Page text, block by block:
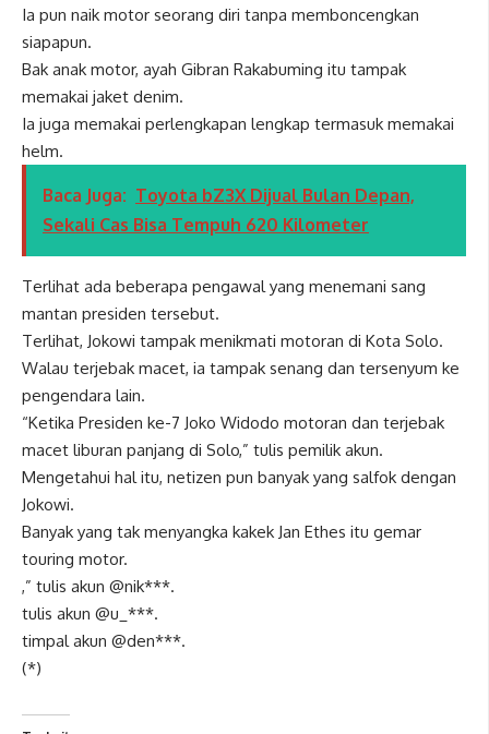
Ia pun naik motor seorang diri tanpa memboncengkan
siapapun.
Bak anak motor, ayah Gibran Rakabuming itu tampak
memakai jaket denim.
Ia juga memakai perlengkapan lengkap termasuk memakai
helm.
Baca Juga: Toyota bZ3X Dijual Bulan Depan,
Sekali Cas Bisa Tempuh 620 Kilometer
Terlihat ada beberapa pengawal yang menemani sang
mantan presiden tersebut.
Terlihat, Jokowi tampak menikmati motoran di Kota Solo.
Walau terjebak macet, ia tampak senang dan tersenyum ke
pengendara lain.
“Ketika Presiden ke-7 Joko Widodo motoran dan terjebak
macet liburan panjang di Solo,” tulis pemilik akun.
Mengetahui hal itu, netizen pun banyak yang salfok dengan
Jokowi.
Banyak yang tak menyangka kakek Jan Ethes itu gemar
touring motor.
,” tulis akun @nik***.
tulis akun @u_***.
timpal akun @den***.
(*)